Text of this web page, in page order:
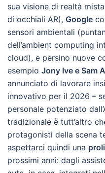
sua visione di realtà
di occhiali AR), Google
sensori ambientali
dell’ambient computing
cloud), e persino nuove
esempio Jony Ive e Sam
annunciato di lavorare
innovativo per il 2026 –
personale potenziato
tradizionale è tutt’altro
protagonisti della scena
aspettarci quindi una
prossimi anni: dagli